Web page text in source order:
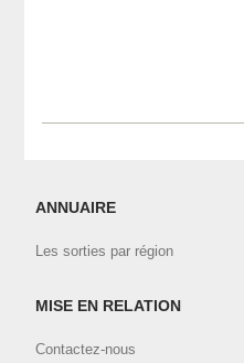
ANNUAIRE
Les sorties par région
MISE EN RELATION
Contactez-nous